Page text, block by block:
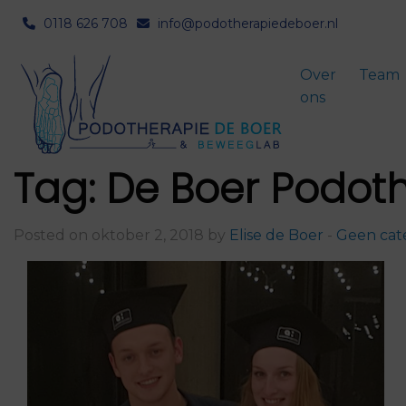
0118 626 708 info@podotherapiedeboer.nl
Over
ons
Team
Tag: De Boer
Posted on oktober 2, 2018 by Elise de Boer - Geen